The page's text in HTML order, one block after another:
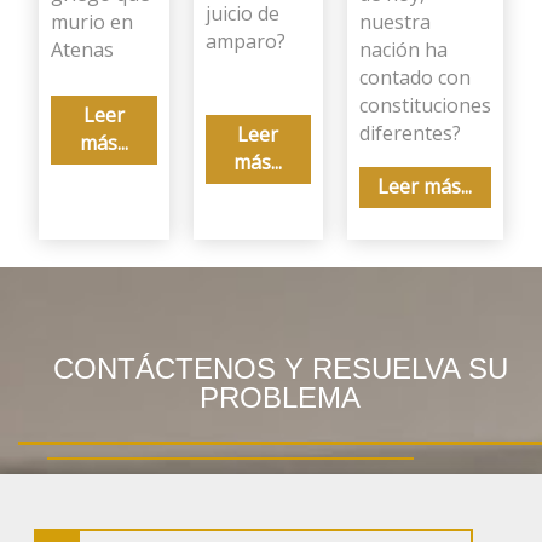
murio en
Atenas
Leer
más...
juicio de
amparo?
Leer
más...
nuestra
nación ha
contado con
constituciones
diferentes?
Leer más...
CONTÁCTENOS Y RESUELVA SU
PROBLEMA